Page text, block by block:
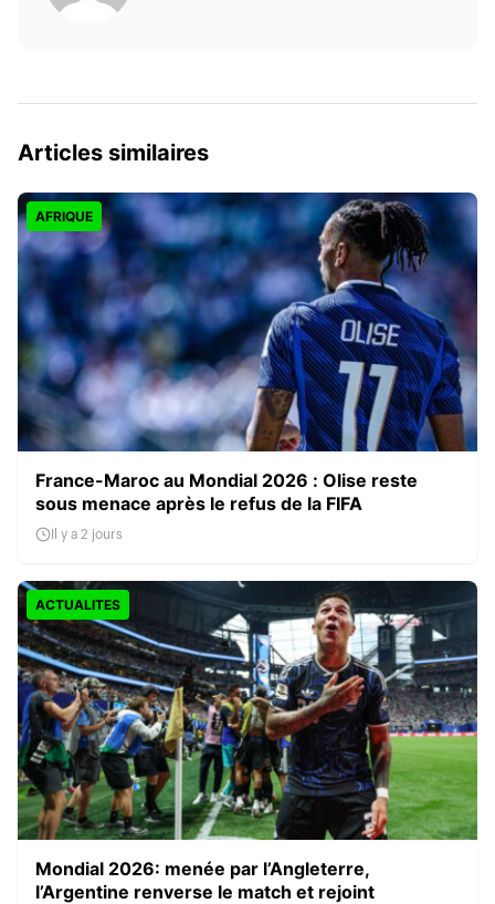
Articles similaires
AFRIQUE
France-Maroc au Mondial 2026 : Olise reste
sous menace après le refus de la FIFA
Il y a 2 jours
ACTUALITES
Mondial 2026: menée par l’Angleterre,
l’Argentine renverse le match et rejoint